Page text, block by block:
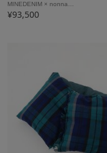
MINEDENIM × nonna…
¥93,500